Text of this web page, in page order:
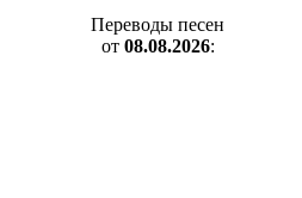
Переводы песен
от 08.08.2026: